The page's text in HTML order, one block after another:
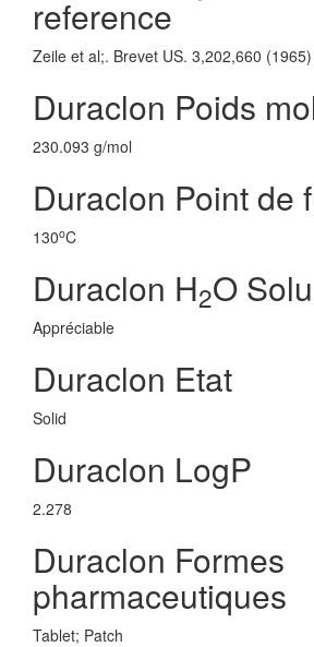
reference
Zeile et al;. Brevet US. 3,202,660 (1965)
Duraclon Poids
230.093 g/mol
Duraclon Point de
130oC
Duraclon H2O
Appréciable
Duraclon Etat
Solid
Duraclon LogP
2.278
Duraclon Formes
pharmaceutiques
Tablet; Patch